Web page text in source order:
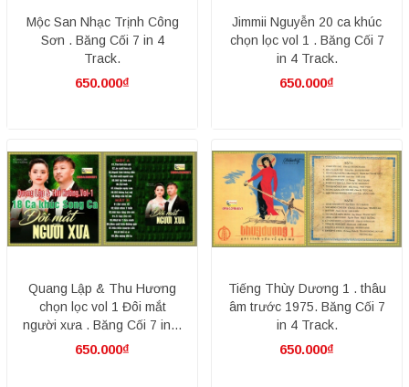
Mộc San Nhạc Trịnh Công
Sơn . Băng Cối 7 in 4
Track.
650.000₫
Jimmii Nguyễn 20 ca khúc
chọn lọc vol 1 . Băng Cối 7
in 4 Track.
650.000₫
Quang Lập & Thu Hương
chọn lọc vol 1 Đôi mắt
người xưa . Băng Cối 7 in 4
Track.
650.000₫
Tiếng Thùy Dương 1 . thâu
âm trước 1975. Băng Cối 7
in 4 Track.
650.000₫